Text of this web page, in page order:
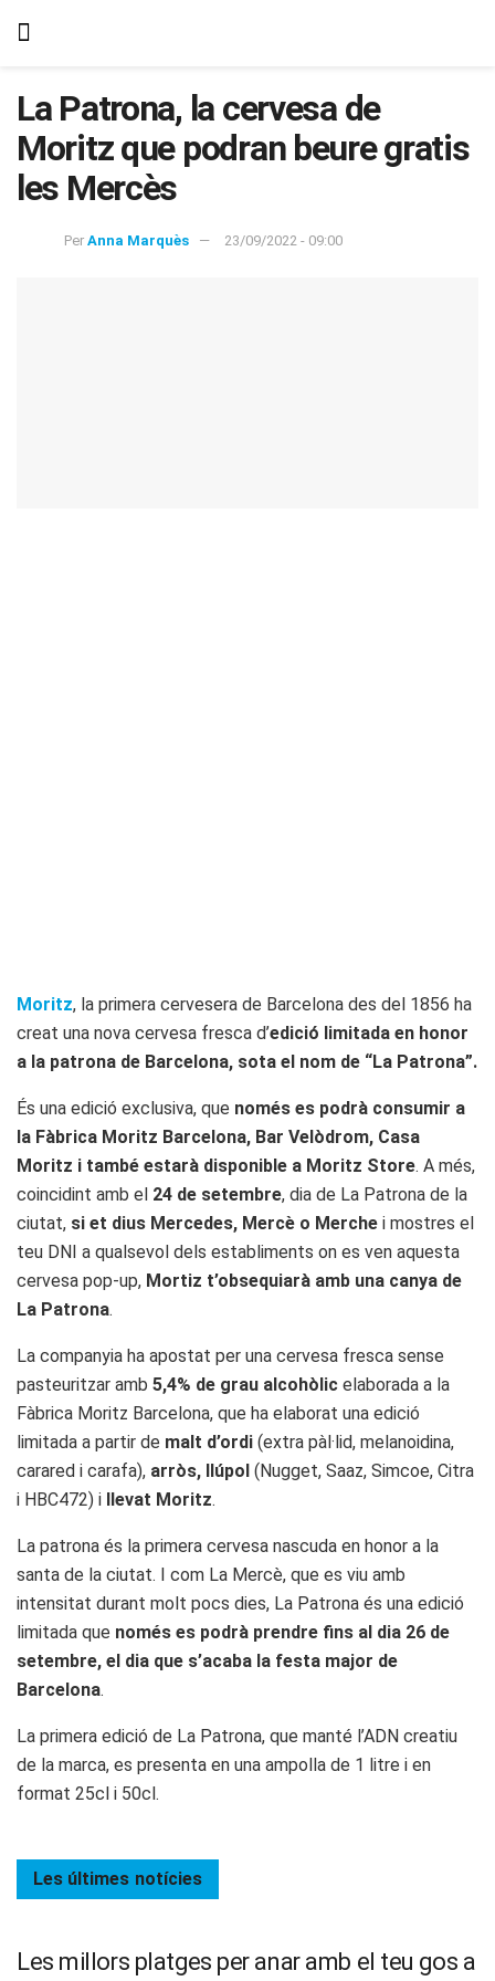
La Patrona, la cervesa de
Moritz que podran beure gratis
les Mercès
Per Anna Marquès 23/09/2022 - 09:00
Moritz, la primera cervesera de Barcelona des del 1856 ha
creat una nova cervesa fresca d’edició limitada en honor
a la patrona de Barcelona, sota el nom de “La Patrona”.
És una edició exclusiva, que només es podrà consumir a
la Fàbrica Moritz Barcelona, ​​Bar Velòdrom, Casa
Moritz i també estarà disponible a Moritz Store. A més,
coincidint amb el 24 de setembre, dia de La Patrona de la
ciutat, si et dius Mercedes, Mercè o Merche i mostres el
teu DNI a qualsevol dels establiments on es ven aquesta
cervesa pop-up, Mortiz t’obsequiarà amb una canya de
La Patrona.
La companyia ha apostat per una cervesa fresca sense
pasteuritzar amb 5,4% de grau alcohòlic elaborada a la
Fàbrica Moritz Barcelona, ​​que ha elaborat una edició
limitada a partir de malt d’ordi (extra pàl·lid, melanoidina,
carared i carafa), arròs, llúpol (Nugget, Saaz, Simcoe, Citra
i HBC472) i llevat Moritz.
La patrona és la primera cervesa nascuda en honor a la
santa de la ciutat. I com La Mercè, que es viu amb
intensitat durant molt pocs dies, La Patrona és una edició
limitada que només es podrà prendre fins al dia 26 de
setembre, el dia que s’acaba la festa major de
Barcelona.
La primera edició de La Patrona, que manté l’ADN creatiu
de la marca, es presenta en una ampolla de 1 litre i en
format 25cl i 50cl.
Les últimes notícies
Les millors platges per anar amb el teu gos a